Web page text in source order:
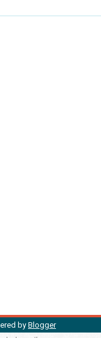
by Blogger